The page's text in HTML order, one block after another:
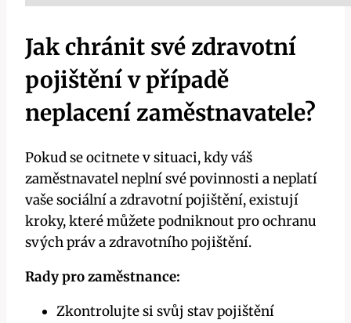
Jak chránit své zdravotní
pojištění v případě
neplacení zaměstnavatele?
Pokud se ocitnete v situaci, kdy váš
zaměstnavatel neplní své povinnosti a neplatí
vaše sociální a zdravotní pojištění, existují
kroky, které můžete podniknout pro ochranu
svých práv a zdravotního pojištění.
Rady pro zaměstnance:
Zkontrolujte si svůj stav pojištění